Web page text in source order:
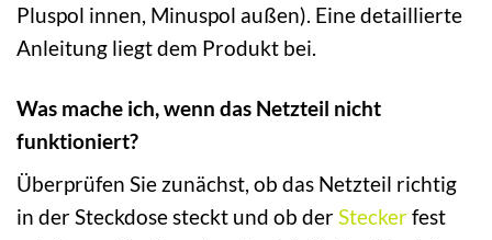
Pluspol innen, Minuspol außen). Eine detaillierte
Anleitung liegt dem Produkt bei.
Was mache ich, wenn das Netzteil nicht
funktioniert?
Überprüfen Sie zunächst, ob das Netzteil richtig
in der Steckdose steckt und ob derSteckerfest